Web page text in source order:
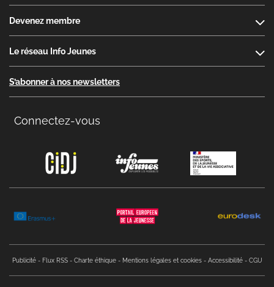
Devenez membre
Le réseau Info Jeunes
S’abonner à nos newsletters
Connectez-vous
Publicité
Flux RSS Charte éthique Mentions légales et cookies Accessibilité CGU